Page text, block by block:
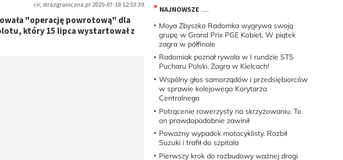
cir, strazgraniczna.pl 2025-07-18 12:53:39
"operację powrotową" dla
który 15 lipca wystartował z
NAJNOWSZE
Moya Zbyszko Radomka wygrywa swoją
grupę w Grand Prix PGE Kobiet. W piątek
zagra w półfinale
Radomiak poznał rywala w I rundzie STS
Pucharu Polski. Zagra w Kielcach!
Wspólny głos samorządów i przedsiębiorców
w sprawie kolejowego Korytarza
Centralnego
Potrącenie rowerzysty na skrzyżowaniu. To
on prawdopodobnie zawinił
Poważny wypadek motocyklisty. Rozbił
Suzuki i trafił do szpitala
Pierwszy krok do rozbudowy ważnej drogi